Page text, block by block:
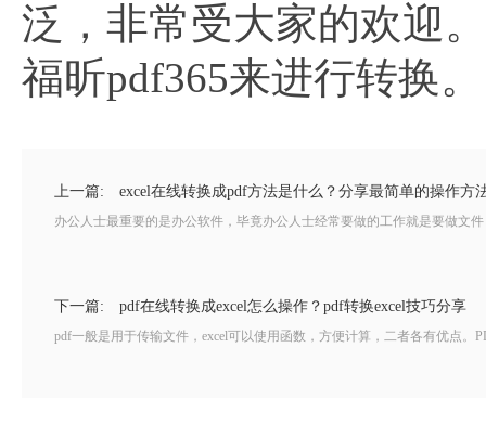
泛，非常受大家的欢迎
福昕pdf365来进行转换。
上一篇: excel在线转换成pdf方法是什么？分享最简单的操作方
办公人士最重要的是办公软件，毕竟办公人士经常要做的工作就是要做文
下一篇: pdf在线转换成excel怎么操作？pdf转换excel技巧分享
pdf一般是用于传输文件，excel可以使用函数，方便计算，二者各有优点。